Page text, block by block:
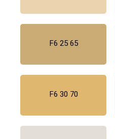
F6 25 65
F6 30 70